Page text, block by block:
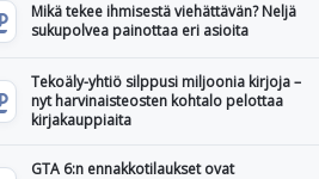
Mikä tekee ihmisestä viehättävän? Neljä
sukupolvea painottaa eri asioita
Tekoäly-yhtiö silppusi miljoonia kirjoja –
nyt harvinaisteosten kohtalo pelottaa
kirjakauppiaita
GTA 6:n ennakkotilaukset ovat